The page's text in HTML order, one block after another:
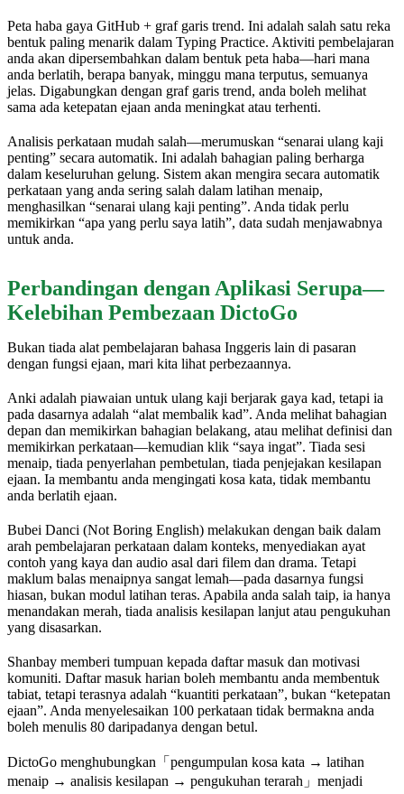
Peta haba gaya GitHub + graf garis trend. Ini adalah salah satu reka
bentuk paling menarik dalam Typing Practice. Aktiviti pembelajaran
anda akan dipersembahkan dalam bentuk peta haba—hari mana
anda berlatih, berapa banyak, minggu mana terputus, semuanya
jelas. Digabungkan dengan graf garis trend, anda boleh melihat
sama ada ketepatan ejaan anda meningkat atau terhenti.
Analisis perkataan mudah salah—merumuskan “senarai ulang kaji
penting” secara automatik. Ini adalah bahagian paling berharga
dalam keseluruhan gelung. Sistem akan mengira secara automatik
perkataan yang anda sering salah dalam latihan menaip,
menghasilkan “senarai ulang kaji penting”. Anda tidak perlu
memikirkan “apa yang perlu saya latih”, data sudah menjawabnya
untuk anda.
Perbandingan dengan Aplikasi Serupa—
Kelebihan Pembezaan DictoGo
Bukan tiada alat pembelajaran bahasa Inggeris lain di pasaran
dengan fungsi ejaan, mari kita lihat perbezaannya.
Anki adalah piawaian untuk ulang kaji berjarak gaya kad, tetapi ia
pada dasarnya adalah “alat membalik kad”. Anda melihat bahagian
depan dan memikirkan bahagian belakang, atau melihat definisi dan
memikirkan perkataan—kemudian klik “saya ingat”. Tiada sesi
menaip, tiada penyerlahan pembetulan, tiada penjejakan kesilapan
ejaan. Ia membantu anda mengingati kosa kata, tidak membantu
anda berlatih ejaan.
Bubei Danci (Not Boring English) melakukan dengan baik dalam
arah pembelajaran perkataan dalam konteks, menyediakan ayat
contoh yang kaya dan audio asal dari filem dan drama. Tetapi
maklum balas menaipnya sangat lemah—pada dasarnya fungsi
hiasan, bukan modul latihan teras. Apabila anda salah taip, ia hanya
menandakan merah, tiada analisis kesilapan lanjut atau pengukuhan
yang disasarkan.
Shanbay memberi tumpuan kepada daftar masuk dan motivasi
komuniti. Daftar masuk harian boleh membantu anda membentuk
tabiat, tetapi terasnya adalah “kuantiti perkataan”, bukan “ketepatan
ejaan”. Anda menyelesaikan 100 perkataan tidak bermakna anda
boleh menulis 80 daripadanya dengan betul.
DictoGo menghubungkan「pengumpulan kosa kata → latihan
menaip → analisis kesilapan → pengukuhan terarah」menjadi